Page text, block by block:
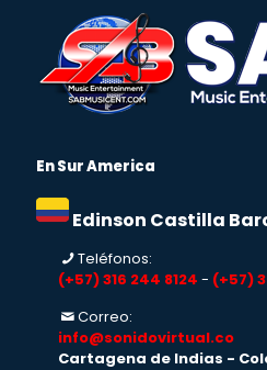
En Sur America
Edinson Castilla
Teléfonos:
(+57) 316 244 8124 - (+57)
Correo:
info@sonidovirtual.co
Cartagena de Indias -